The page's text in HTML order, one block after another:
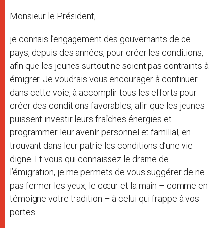
Monsieur le Président,
je connais l’engagement des gouvernants de ce
pays, depuis des années, pour créer les conditions,
afin que les jeunes surtout ne soient pas contraints à
émigrer. Je voudrais vous encourager à continuer
dans cette voie, à accomplir tous les efforts pour
créer des conditions favorables, afin que les jeunes
puissent investir leurs fraîches énergies et
programmer leur avenir personnel et familial, en
trouvant dans leur patrie les conditions d’une vie
digne. Et vous qui connaissez le drame de
l’émigration, je me permets de vous suggérer de ne
pas fermer les yeux, le cœur et la main – comme en
témoigne votre tradition – à celui qui frappe à vos
portes.